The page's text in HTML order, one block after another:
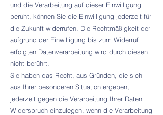
und die Verarbeitung auf dieser Einwilligung
beruht, können Sie die Einwilligung jederzeit für
die Zukunft widerrufen. Die Rechtmäßigkeit der
aufgrund der Einwilligung bis zum Widerruf
erfolgten Datenverarbeitung wird durch diesen
nicht berührt.
Sie haben das Recht, aus Gründen, die sich
aus Ihrer besonderen Situation ergeben,
jederzeit gegen die Verarbeitung Ihrer Daten
Widerspruch einzulegen, wenn die Verarbeitung